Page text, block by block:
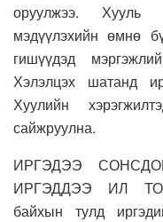
оруулжээ. Хууль
мэдүүлэхийн өмнө
гишүүдэд
Хэлэлцэх шатанд
Хуулийн
сайжруулна.
ИРГЭДЭЭ
ИРГЭДДЭЭ ИЛ
байхын тулд